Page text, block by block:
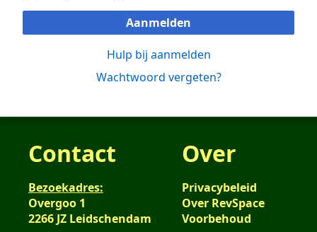
Aanmelden
Hulp bij aanmelden
Wachtwoord vergeten?
Contact
Bezoekadres:
Overgoo 1
2266 JZ Leidschendam
Over
Privacybeleid
Over RevSpace
Voorbehoud